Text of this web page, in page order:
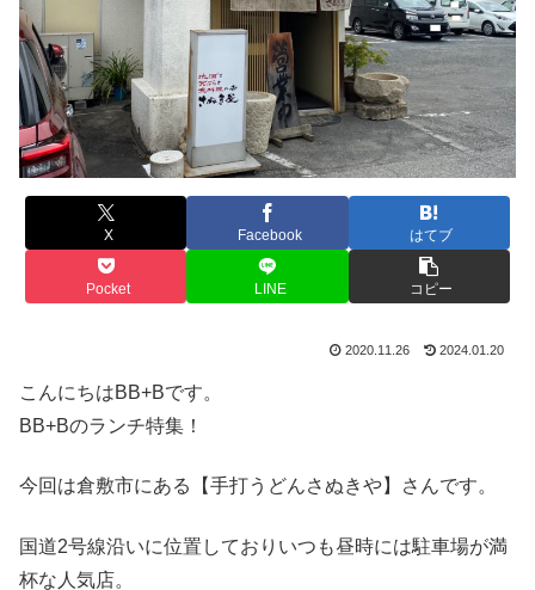
X Facebook はてブ
Pocket LINE コピー
2020.11.26 2024.01.20
こんにちはBB+Bです。
BB+Bのランチ特集！
今回は倉敷市にある【手打うどんさぬきや】さんです。
国道2号線沿いに位置しておりいつも昼時には駐車場が満
杯な人気店。